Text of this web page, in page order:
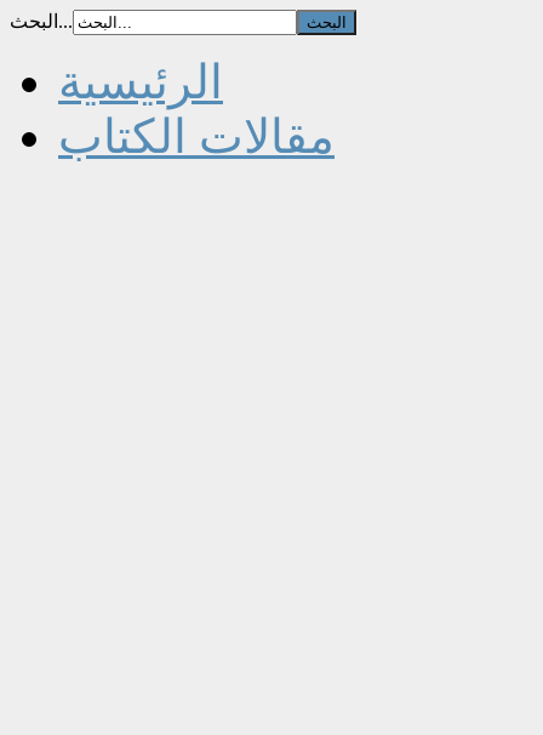
البحث...
الرئيسية
مقالات الكتاب